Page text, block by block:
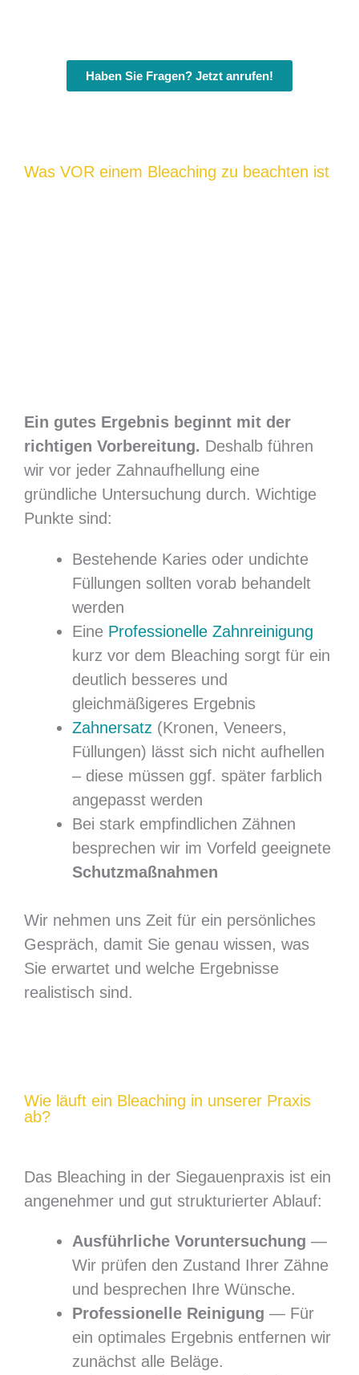
Haben Sie Fragen? Jetzt anrufen!
Was VOR einem Bleaching zu beachten ist
Ein gutes Ergebnis beginnt mit der
richtigen Vorbereitung. Deshalb führen
wir vor jeder Zahnaufhellung eine
gründliche Untersuchung durch. Wichtige
Punkte sind:
Bestehende Karies oder undichte
Füllungen sollten vorab behandelt
werden
Eine Professionelle Zahnreinigung
kurz vor dem Bleaching sorgt für ein
deutlich besseres und
gleichmäßigeres Ergebnis
Zahnersatz (Kronen, Veneers,
Füllungen) lässt sich nicht aufhellen
– diese müssen ggf. später farblich
angepasst werden
Bei stark empfindlichen Zähnen
besprechen wir im Vorfeld geeignete
Schutzmaßnahmen
Wir nehmen uns Zeit für ein persönliches
Gespräch, damit Sie genau wissen, was
Sie erwartet und welche Ergebnisse
realistisch sind.
Wie läuft ein Bleaching in unserer Praxis
ab?
Das Bleaching in der Siegauenpraxis ist ein
angenehmer und gut strukturierter Ablauf:
Ausführliche Voruntersuchung —
Wir prüfen den Zustand Ihrer Zähne
und besprechen Ihre Wünsche.
Professionelle Reinigung — Für
ein optimales Ergebnis entfernen wir
zunächst alle Beläge.